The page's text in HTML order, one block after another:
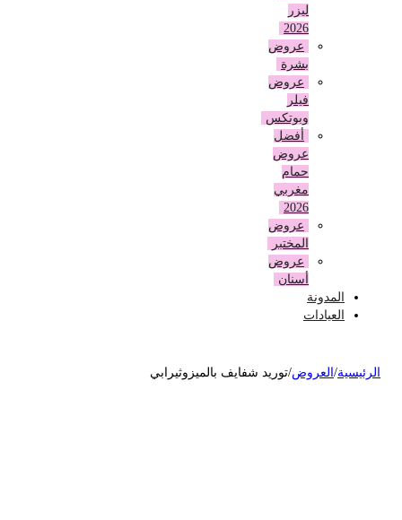
عروض
بشرة
عروض
وبوتكس
أفضل
عروض
حمام
مغربي
عروض
المختبر
عروض
أسنان
المدونة
العيادات
/العروض توريد شفايف بالميزوثيرابي